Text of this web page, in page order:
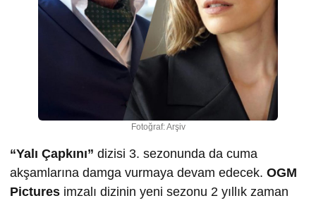
Fotoğraf: Arşiv
“Yalı Çapkını” dizisi 3. sezonunda da cuma
akşamlarına damga vurmaya devam edecek. OGM
Pictures imzalı dizinin yeni sezonu 2 yıllık zaman